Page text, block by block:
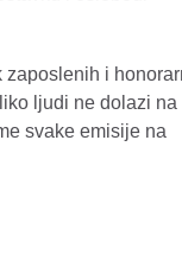
zaposlenih i
ljudi ne dolazi na
svake emisije na